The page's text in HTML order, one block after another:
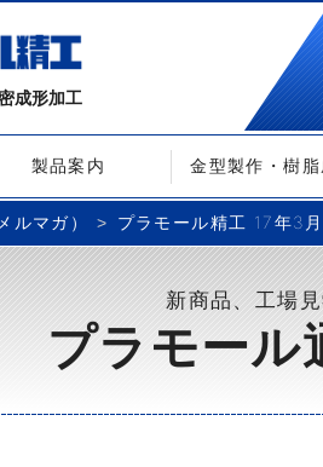
成形加工
製品案内 金型製作・樹脂
ルマガ） プラモール精工 17年3
新商品、工場
プラモール